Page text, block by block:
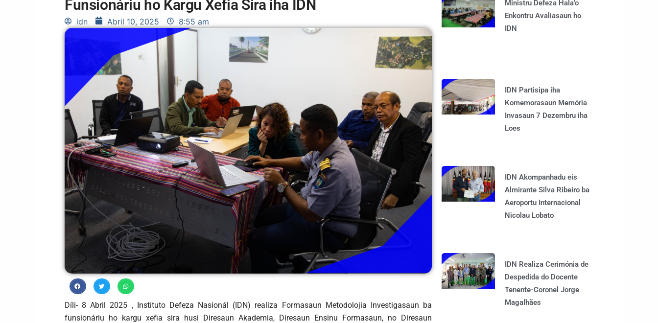
Funsionáriu ho Kargu Xefia Sira iha IDN
idn Abril 10, 2025 8:55 am
Díli- 8 Abril 2025 , Instituto Defeza Nasionál (IDN) realiza Formasaun Metodolojia Investigasaun ba
funsionáriu ho kargu xefia sira husi Diresaun Akademia, Diresaun Ensinu Formasaun, no Diresaun
Ministru Defeza Hala’o
Enkontru Avaliasaun ho
IDN
IDN Partisipa iha
Komemorasaun Memória
Invasaun 7 Dezembru iha
Loes
IDN Akompanhadu eis
Almirante Silva Ribeiro ba
Aeroportu Internacional
Nicolau Lobato
IDN Realiza Cerimónia de
Despedida do Docente
Tenente-Coronel Jorge
Magalhães